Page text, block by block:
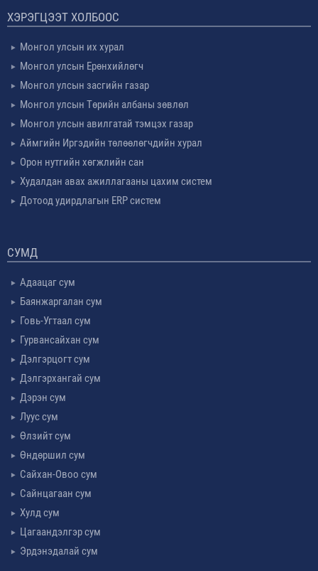
ХЭРЭГЦЭЭТ ХОЛБООС
Монгол улсын их хурал
Монгол улсын Ерөнхийлөгч
Монгол улсын засгийн газар
Монгол улсын Төрийн албаны зөвлөл
Монгол улсын авилгатай тэмцэх газар
Аймгийн Иргэдийн төлөөлөгчдийн хурал
Орон нутгийн хөгжлийн сан
Худалдан авах ажиллагааны цахим систем
Дотоод удирдлагын ERP систем
СУМД
Адаацаг сум
Баянжаргалан сум
Говь-Угтаал сум
Гурвансайхан сум
Дэлгэрцогт сум
Дэлгэрхангай сум
Дэрэн сум
Луус сум
Өлзийт сум
Өндөршил сум
Сайхан-Овоо сум
Сайнцагаан сум
Хулд сум
Цагаандэлгэр сум
Эрдэнэдалай сум